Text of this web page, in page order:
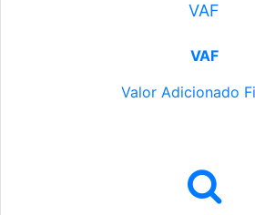
VAF
VAF
Valor Adicionado